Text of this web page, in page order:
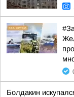
Болдакин